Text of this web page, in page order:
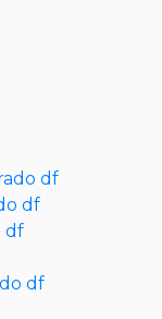
df
df
df
df